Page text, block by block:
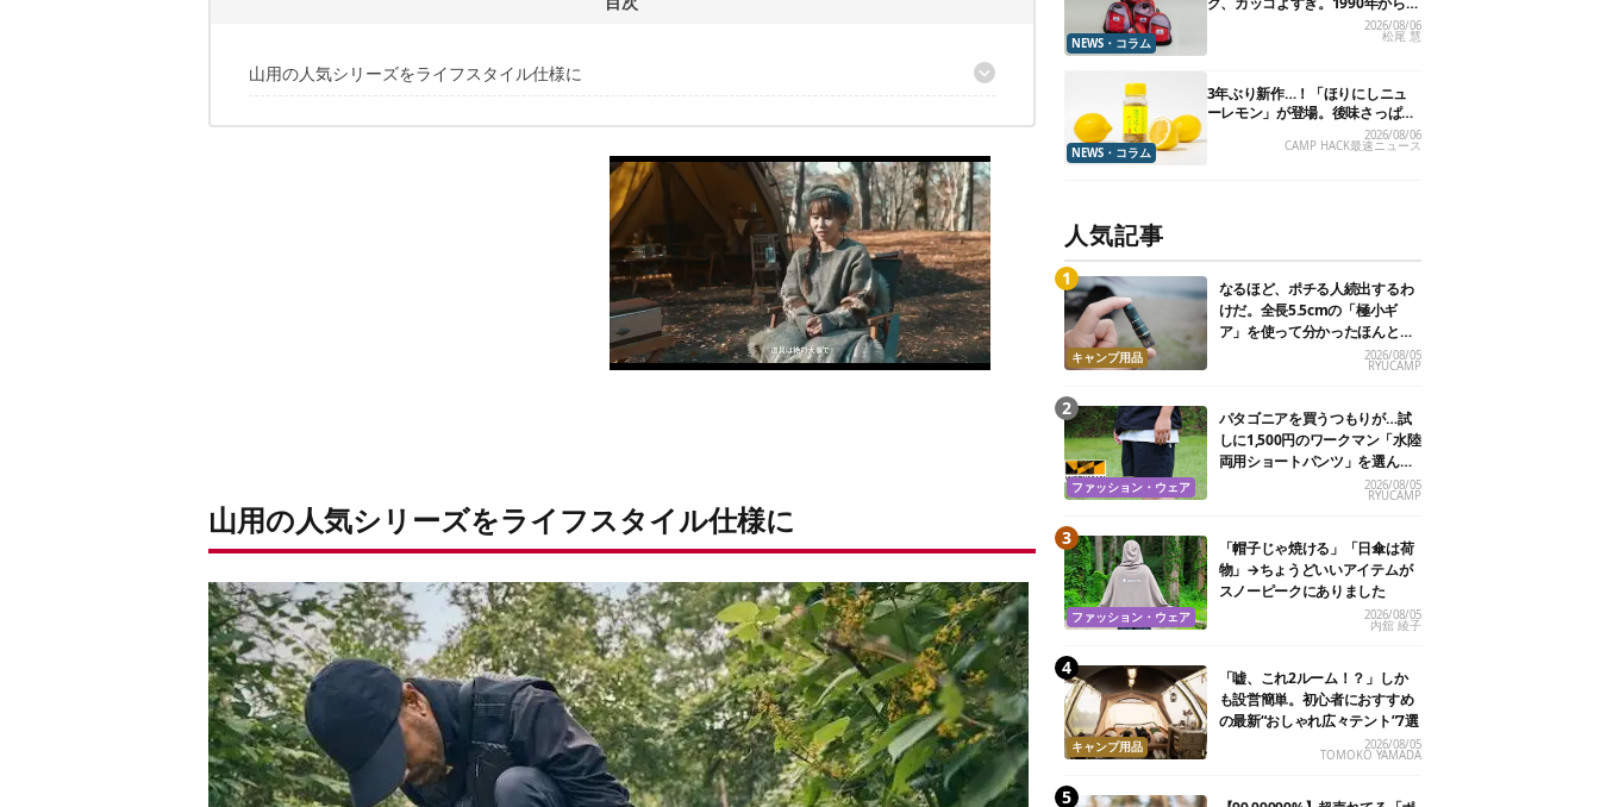
山用の人気シリーズをライフスタイル仕様に
極上の素材とこだわりのディテールが光る
コーデに組み込みやすいカラーと充実の予備シューレース
山用の人気シリーズをライフスタイル仕様に
NEWS・コラム
年のみ使用”されていた、紫タグ
2026/08/06
松尾 慧
NEWS・コラム
3年ぶり新作…！「ほりにしニュ
ーレモン」が登場。後味さっぱり
の万能スパイス！【8月21日発
2026/08/06
CAMP HACK最速ニュース
人気記事
キャンプ用品
なるほど、ポチる人続出するわ
けだ。全長5.5cmの「極小ギ
ア」を使って分かったほんとの
2026/08/05
RYUCAMP
ファッション・ウェア
パタゴニアを買うつもりが…試
しに1,500円のワークマン「水陸
両用ショートパンツ」を選んだ
2026/08/05
RYUCAMP
ファッション・ウェア
「帽子じゃ焼ける」「日傘は荷
物」→ちょうどいいアイテムが
スノーピークにありました
2026/08/05
内舘 綾子
キャンプ用品
「嘘、これ2ルーム！？」しか
も設営簡単。初心者におすすめ
の最新“おしゃれ広々テント”7選
2026/08/05
TOMOKO YAMADA